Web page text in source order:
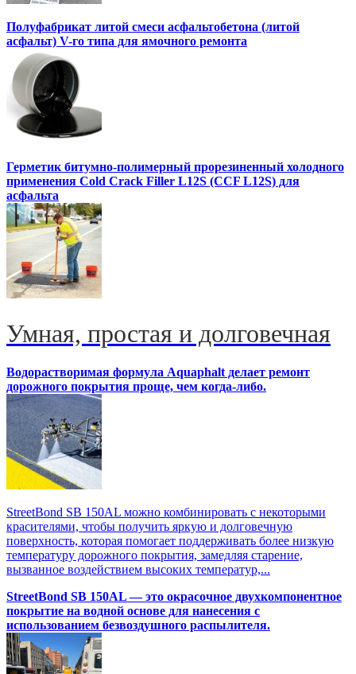
Полуфабрикат литой смеси асфальтобетона (литой
асфальт) V-го типа для ямочного ремонта
Герметик битумно-полимерный прорезиненный холодного
применения Cold Crack Filler L12S (ССF L12S) для
асфальта
Умная, простая и долговечная
Водорастворимая формула Aquaphalt делает ремонт
дорожного покрытия проще, чем когда-либо.
StreetBond SB 150AL можно комбинировать с некоторыми
красителями, чтобы получить яркую и долговечную
поверхность, которая помогает поддерживать более низкую
температуру дорожного покрытия, замедляя старение,
вызванное воздействием высоких температур,...
StreetBond SB 150AL — это окрасочное двухкомпонентное
покрытие на водной основе для нанесения с
использованием безвоздушного распылителя.